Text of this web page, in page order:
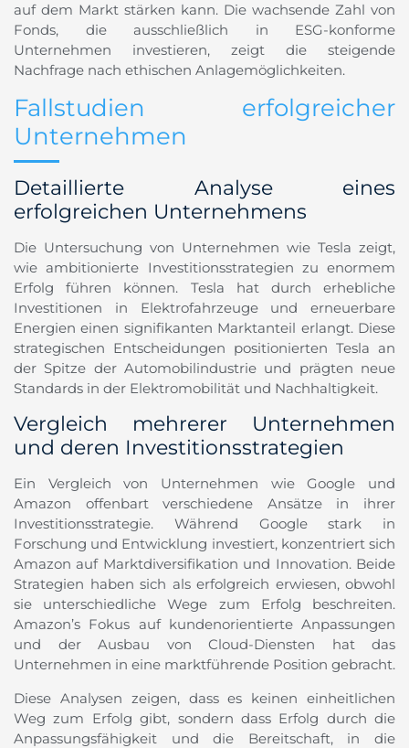
auf dem Markt stärken kann. Die wachsende Zahl von
Fonds, die ausschließlich in ESG-konforme
Unternehmen investieren, zeigt die steigende
Nachfrage nach ethischen Anlagemöglichkeiten.
Fallstudien erfolgreicher
Unternehmen
Detaillierte Analyse eines
erfolgreichen Unternehmens
Die Untersuchung von Unternehmen wie Tesla zeigt,
wie ambitionierte Investitionsstrategien zu enormem
Erfolg führen können. Tesla hat durch erhebliche
Investitionen in Elektrofahrzeuge und erneuerbare
Energien einen signifikanten Marktanteil erlangt. Diese
strategischen Entscheidungen positionierten Tesla an
der Spitze der Automobilindustrie und prägten neue
Standards in der Elektromobilität und Nachhaltigkeit.
Vergleich mehrerer Unternehmen
und deren Investitionsstrategien
Ein Vergleich von Unternehmen wie Google und
Amazon offenbart verschiedene Ansätze in ihrer
Investitionsstrategie. Während Google stark in
Forschung und Entwicklung investiert, konzentriert sich
Amazon auf Marktdiversifikation und Innovation. Beide
Strategien haben sich als erfolgreich erwiesen, obwohl
sie unterschiedliche Wege zum Erfolg beschreiten.
Amazon’s Fokus auf kundenorientierte Anpassungen
und der Ausbau von Cloud-Diensten hat das
Unternehmen in eine marktführende Position gebracht.
Diese Analysen zeigen, dass es keinen einheitlichen
Weg zum Erfolg gibt, sondern dass Erfolg durch die
Anpassungsfähigkeit und die Bereitschaft, in die